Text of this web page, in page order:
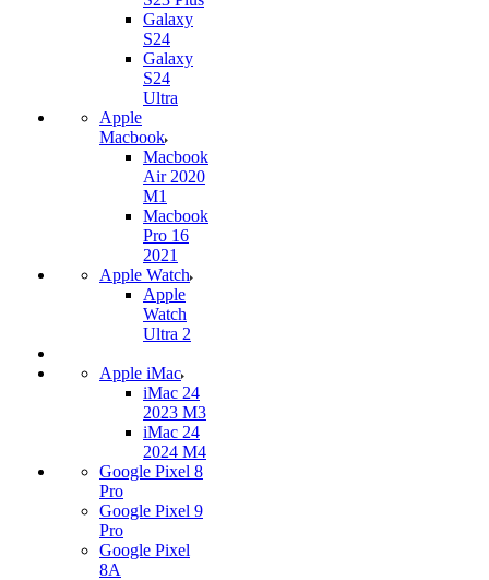
Galaxy
S24
Galaxy
S24
Ultra
Apple
Macbook
Macbook
Air 2020
M1
Macbook
Pro 16
2021
Apple Watch
Apple
Watch
Ultra 2
Apple iMac
iMac 24
2023 M3
iMac 24
2024 M4
Google Pixel 8
Pro
Google Pixel 9
Pro
Google Pixel
8A